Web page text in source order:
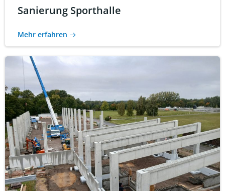
Sanierung Sporthalle
Mehr erfahren